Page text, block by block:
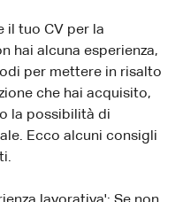
il tuo CV per la
hai alcuna esperienza,
per mettere in risalto
che hai acquisito,
la possibilità di
Ecco alcuni consigli